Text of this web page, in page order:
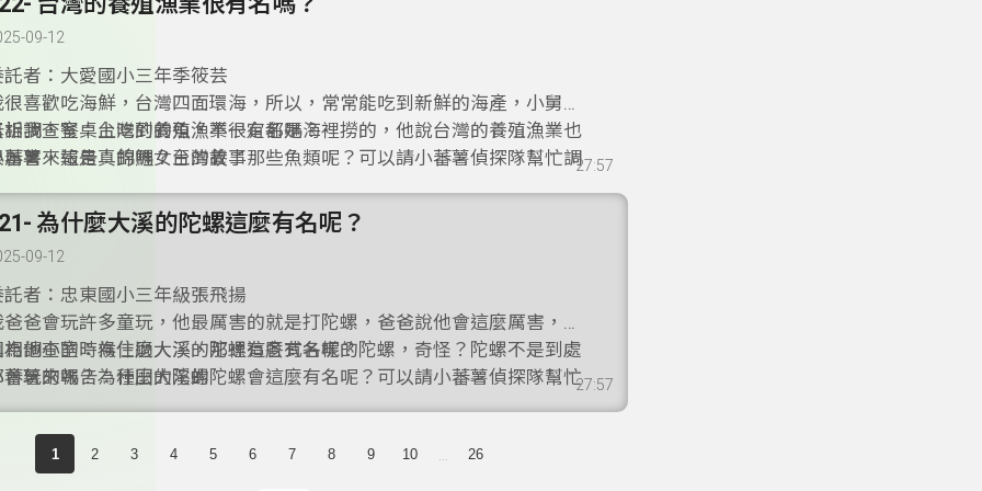
09-12
託者：大愛國小三年季筱芸
很喜歡吃海鮮，台灣四面環海，所以，常常能吃到新鮮的海產，小舅舅
訴我，餐桌上吃到的魚，不一定都是海裡撈的，他說台灣的養殖漁業也
厲害，這是真的嗎？台灣養了那些魚類呢？可以請小蕃薯偵探隊幫忙調
相調查室：台灣的養殖漁業很有名嗎？
蕃薯來報告：錦鯉女王的故事
27:57
為什麼大溪的陀螺這麼有名呢？
09-12
託者：忠東國小三年級張飛揚
爸爸會玩許多童玩，他最厲害的就是打陀螺，爸爸說他會這麼厲害，是
為他小的時候住過大溪，那裡有各式各樣的陀螺，奇怪？陀螺不是到處
會玩的嗎？為什麼大溪的陀螺會這麼有名呢？可以請小蕃薯偵探隊幫忙
查一下嗎？
相調查室：為什麼大溪的陀螺這麼有名呢？
蕃薯來報告：種田的陀螺
27:57
1 2 3 4 5 6 7 8 9 10 26